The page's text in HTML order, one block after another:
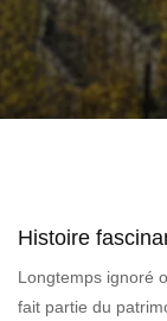
Histoire
Longtemps ignoré
fait partie du